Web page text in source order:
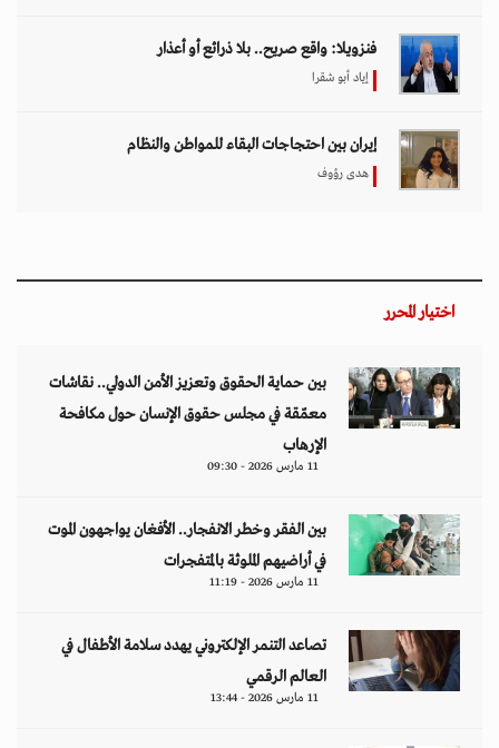
فنزويلا: واقع صريح.. بلا ذرائع أو أعذار
إياد أبو شقرا
إيران بين احتجاجات البقاء للمواطن والنظام
هدى رؤوف
اختيار المحرر
بين حماية الحقوق وتعزيز الأمن الدولي.. نقاشات
معمّقة في مجلس حقوق الإنسان حول مكافحة
الإرهاب
11 مارس 2026 - 09:30
بين الفقر وخطر الانفجار.. الأفغان يواجهون الموت
في أراضيهم الملوثة بالمتفجرات
11 مارس 2026 - 11:19
تصاعد التنمر الإلكتروني يهدد سلامة الأطفال في
العالم الرقمي
11 مارس 2026 - 13:44